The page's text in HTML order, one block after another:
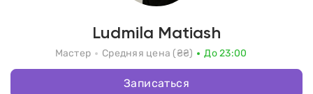
Ludmila Matiash
Мастер Средняя цена (₴₴) До 23:00
Записаться